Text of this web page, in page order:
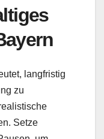
langfristig
zu
Setze